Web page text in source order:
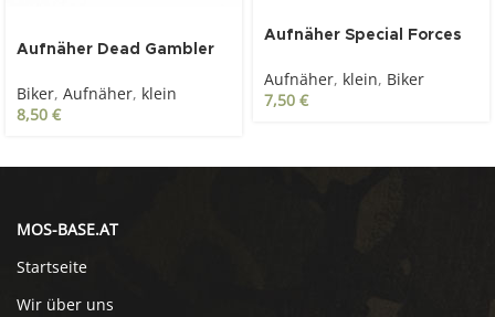
Aufnäher Dead Gambler
Biker, Aufnäher, klein
8,50 €
Aufnäher Special Forces
Aufnäher, klein, Biker
7,50 €
MOS-BASE.AT
Startseite
Wir über uns